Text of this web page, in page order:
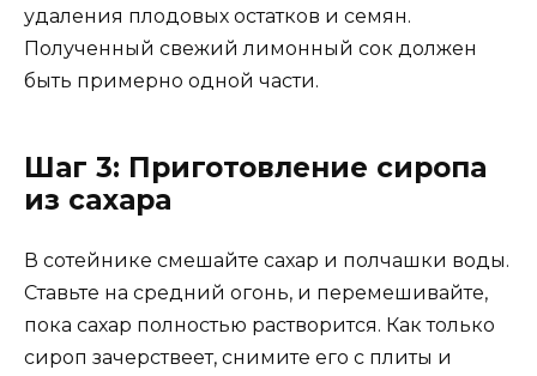
удаления плодовых остатков и семян.
Полученный свежий лимонный сок должен
быть примерно одной части.
Шаг 3: Приготовление сиропа
из сахара
В сотейнике смешайте сахар и полчашки воды.
Ставьте на средний огонь, и перемешивайте,
пока сахар полностью растворится. Как только
сироп зачерствеет, снимите его с плиты и